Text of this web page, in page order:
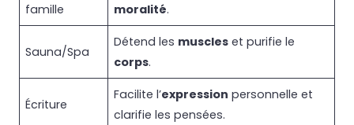
famille
moralité.
Sauna/Spa
Détend les muscles et purifie le
corps.
Écriture
Facilite l’expression personnelle et
clarifie les pensées.